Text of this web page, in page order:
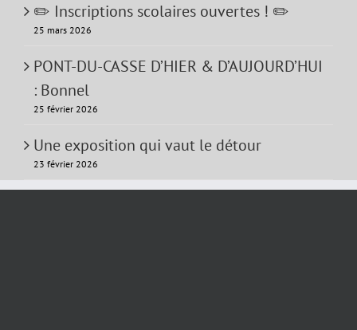
✏️ Inscriptions scolaires ouvertes ! ✏️
25 mars 2026
PONT-DU-CASSE D’HIER & D’AUJOURD’HUI
: Bonnel
25 février 2026
Une exposition qui vaut le détour
23 février 2026